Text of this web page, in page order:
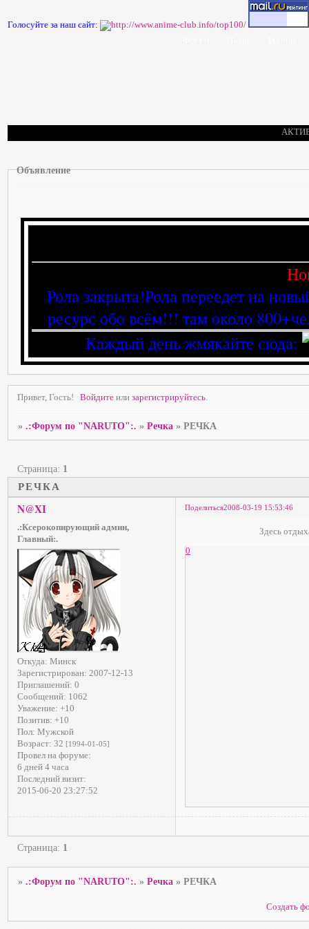
Голосуйте за наш сайт:
Объявление
Рола закрыта!Рола переедет на
ресурс обо всём!!! там около
Каждый день жмякайте сюда:
Привет, Гость! Войдите илизарегистрируйтесь.
».:Форум по "NARUTO":. »Речка »РЕЧКА
РЕЧКА
Страница: 1
Поделиться2008-03-19 15:53:46
N@XI
.:Ксерокопирующий админ,
Главный:.
Откуда: Минск
Зарегистрирован: 2007-12-13
Приглашений: 0
Сообщений: 1062
Уважение: +10
Позитив: +10
Пол: Мужской
Возраст: 32 [1994-01-05]
Провел на форуме:
6 дней 4 часа
Последний визит:
2015-06-20 23:27:52
Здесь
0
Страница: 1
».:Форум по "NARUTO":. »Речка »РЕЧКА
Создать